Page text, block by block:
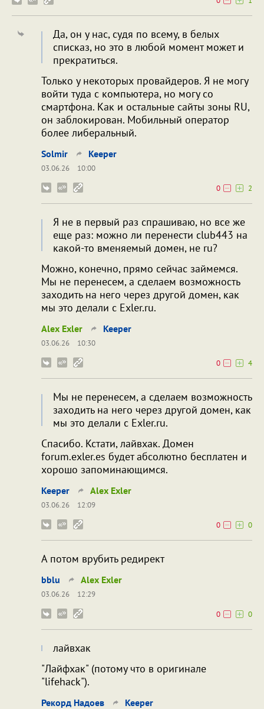
Да, он у нас, судя по всему, в белых
списказ, но это в любой момент может и
прекратиться.
Только у некоторых провайдеров. Я не могу
войти туда с компьютера, но могу со
смартфона. Как и остальные сайты зоны RU,
он заблокирован. Мобильный оператор
более либеральный.
Solmir Keeper
03.06.26
10:00
0
2
Я не в первый раз спрашиваю, но все же
еще раз: можно ли перенести club443 на
какой-то вменяемый домен, не ru?
Можно, конечно, прямо сейчас займемся.
Мы не перенесем, а сделаем возможность
заходить на него через другой домен, как
мы это делали с Exler.ru.
Alex Exler Keeper
03.06.26
10:30
0
4
Мы не перенесем, а сделаем возможность
заходить на него через другой домен, как
мы это делали с Exler.ru.
Спасибо. Кстати, лайвхак. Домен
forum.exler.es будет абсолютно бесплатен и
хорошо запоминающимся.
Keeper Alex Exler
03.06.26
12:09
0
0
А потом врубить редирект
bblu Alex Exler
03.06.26
12:29
0
0
лайвхак
"Лайфхак" (потому что в оригинале
"lifehack").
Рекорд Надоев Keeper